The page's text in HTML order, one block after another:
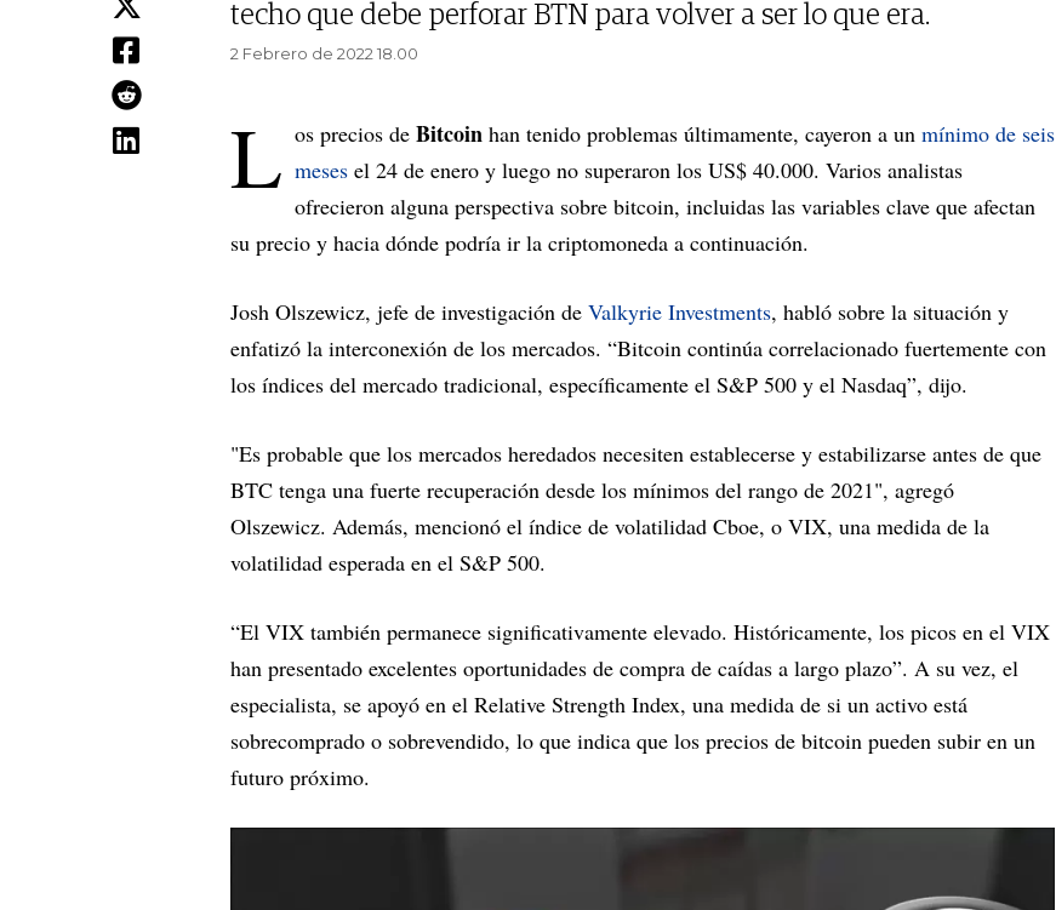
techo que debe perforar BTN para volver a ser lo que era.
2 Febrero de 2022 18.00
L os precios de Bitcoin han tenido problemas últimamente, cayeron a un mínimo de seis
meses el 24 de enero y luego no superaron los US$ 40.000. Varios analistas
ofrecieron alguna perspectiva sobre bitcoin, incluidas las variables clave que afectan
su precio y hacia dónde podría ir la criptomoneda a continuación.
Josh Olszewicz, jefe de investigación de Valkyrie Investments, habló sobre la situación y
enfatizó la interconexión de los mercados. “Bitcoin continúa correlacionado fuertemente con
los índices del mercado tradicional, específicamente el S&P 500 y el Nasdaq”, dijo.
"Es probable que los mercados heredados necesiten establecerse y estabilizarse antes de que
BTC tenga una fuerte recuperación desde los mínimos del rango de 2021", agregó
Olszewicz. Además, mencionó el índice de volatilidad Cboe, o VIX, una medida de la
volatilidad esperada en el S&P 500.
“El VIX también permanece significativamente elevado. Históricamente, los picos en el VIX
han presentado excelentes oportunidades de compra de caídas a largo plazo”. A su vez, el
especialista, se apoyó en el Relative Strength Index, una medida de si un activo está
sobrecomprado o sobrevendido, lo que indica que los precios de bitcoin pueden subir en un
futuro próximo.